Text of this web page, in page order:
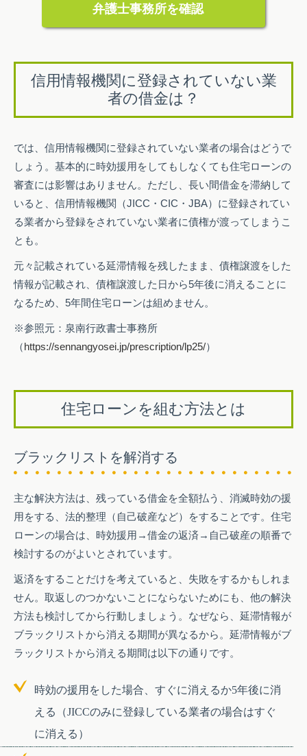
弁護士事務所を確認
信用情報機関に登録されていない業
者の借金は？
では、信用情報機関に登録されていない業者の場合はどうで
しょう。基本的に時効援用をしてもしなくても住宅ローンの
審査には影響はありません。ただし、長い間借金を滞納して
いると、信用情報機関（JICC・CIC・JBA）に登録されてい
る業者から登録をされていない業者に債権が渡ってしまうこ
とも。
元々記載されている延滞情報を残したまま、債権譲渡をした
情報が記載され、債権譲渡した日から5年後に消えることに
なるため、5年間住宅ローンは組めません。
※参照元：泉南行政書士事務所
（https://sennangyosei.jp/prescription/lp25/）
住宅ローンを組む方法とは
ブラックリストを解消する
主な解決方法は、残っている借金を全額払う、消滅時効の援
用をする、法的整理（自己破産など）をすることです。住宅
ローンの場合は、時効援用→借金の返済→自己破産の順番で
検討するのがよいとされています。
返済をすることだけを考えていると、失敗をするかもしれま
せん。取返しのつかないことにならないためにも、他の解決
方法も検討してから行動しましょう。なぜなら、延滞情報が
ブラックリストから消える期間が異なるから。延滞情報がブ
ラックリストから消える期間は以下の通りです。
時効の援用をした場合、すぐに消えるか5年後に消
える（JICCのみに登録している業者の場合はすぐ
に消える）